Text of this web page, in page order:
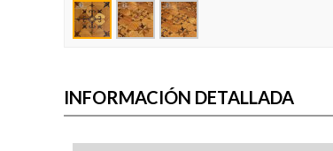
INFORMACIÓN DETALLADA